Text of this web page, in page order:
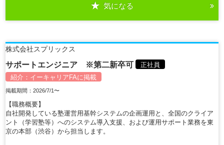
気になる
株式会社スプリックス
サポートエンジニア ※第二新卒可
正社員
紹介： イーキャリアFAに掲載
掲載期間：2026/7/1〜
【職務概要】
自社開発している塾運営用基幹システムの企画運用と、全国のクライア
ント（学習塾等）へのシステム導入支援、および運用サポート業務を東
京の本部（渋谷）から担当します。